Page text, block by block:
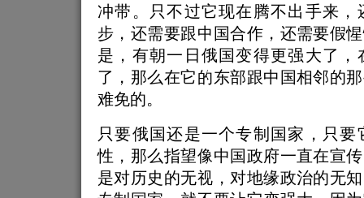
冲带。只不过它现在腾不出手来，
步，还需要跟中国合作，还需要假
是，有朝一日俄国变得更强大了，
了，那么在它的东部跟中国相邻的
难免的。
只要俄国还是一个专制国家，只
性，那么指望像中国政府一直在宣
是对历史的无视，对地缘政治的无